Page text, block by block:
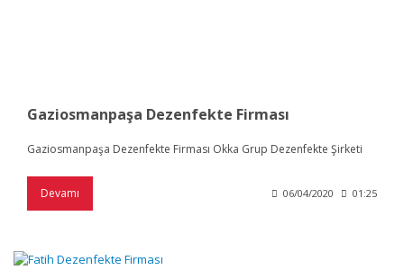
Gaziosmanpaşa Dezenfekte Firması
Gaziosmanpaşa Dezenfekte Firması Okka Grup Dezenfekte Şirketi
Devamı 06/04/2020 01:25